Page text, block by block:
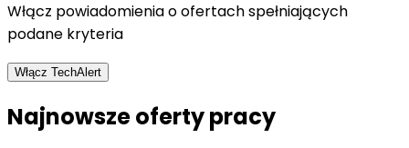
Włącz powiadomienia o ofertach spełniających
podane kryteria
Włącz TechAlert
Najnowsze oferty pracy